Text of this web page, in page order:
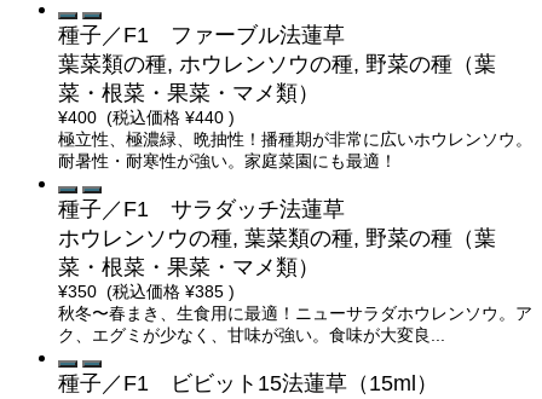
種子／F1 ファーブル法蓮草
葉菜類の種, ホウレンソウの種, 野菜の種（葉
菜・根菜・果菜・マメ類）
¥400 (税込価格 ¥440 )
極立性、極濃緑、晩抽性！播種期が非常に広いホウレンソウ。
耐暑性・耐寒性が強い。家庭菜園にも最適！
種子／F1 サラダッチ法蓮草
ホウレンソウの種, 葉菜類の種, 野菜の種（葉
菜・根菜・果菜・マメ類）
¥350 (税込価格 ¥385 )
秋冬〜春まき、生食用に最適！ニューサラダホウレンソウ。ア
ク、エグミが少なく、甘味が強い。食味が大変良...
種子／F1 ビビット15法蓮草（15ml）